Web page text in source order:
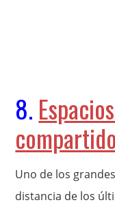
8.
Uno de los
distancia de los